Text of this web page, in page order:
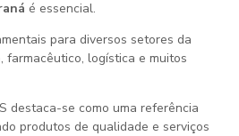
é essencial.
para diversos setores da
farmacêutico, logística e muitos
destaca-se como uma referência
produtos de qualidade e serviços